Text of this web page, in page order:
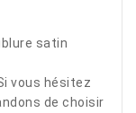
satin
vous hésitez
de choisir